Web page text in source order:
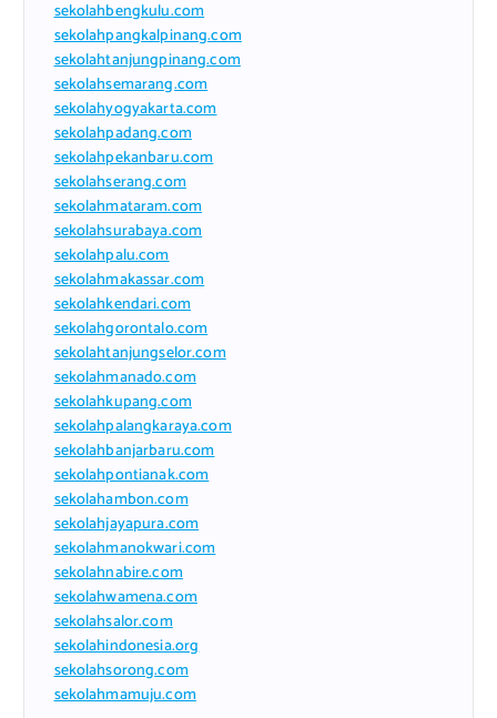
sekolahbengkulu.com
sekolahpangkalpinang.com
sekolahtanjungpinang.com
sekolahsemarang.com
sekolahyogyakarta.com
sekolahpadang.com
sekolahpekanbaru.com
sekolahserang.com
sekolahmataram.com
sekolahsurabaya.com
sekolahpalu.com
sekolahmakassar.com
sekolahkendari.com
sekolahgorontalo.com
sekolahtanjungselor.com
sekolahmanado.com
sekolahkupang.com
sekolahpalangkaraya.com
sekolahbanjarbaru.com
sekolahpontianak.com
sekolahambon.com
sekolahjayapura.com
sekolahmanokwari.com
sekolahnabire.com
sekolahwamena.com
sekolahsalor.com
sekolahindonesia.org
sekolahsorong.com
sekolahmamuju.com